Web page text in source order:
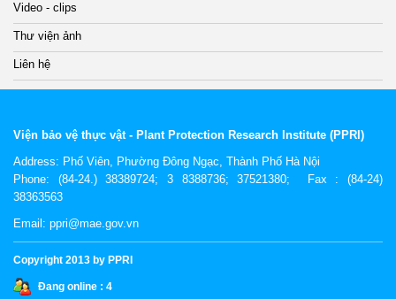
Video - clips
Thư viện ảnh
Liên hệ
Viện bảo vệ thực vật - Plant Protection Research Institute (PPRI)
Address: Phố Viên, Phường Đông Ngạc, Thành Phố Hà Nội
Phone: (84-24.) 38389724; 3 8388736; 37521380; Fax : (84-24)
38363563
Email: ppri@mae.gov.vn
Copyright 2013 by PPRI
Đang online : 4